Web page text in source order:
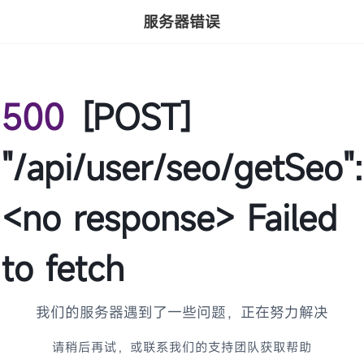
服务器错误
500 [POST]
"/api/user/seo/getSeo":
<no response> Failed
to fetch
我们的服务器遇到了一些问题，正在努力解决
请稍后再试，或联系我们的支持团队获取帮助